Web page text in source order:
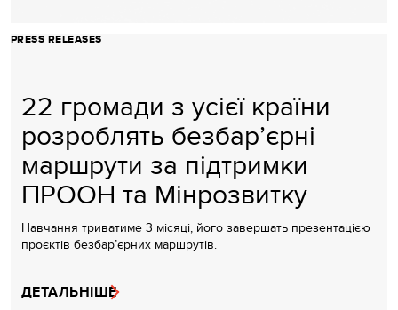
PRESS RELEASES
22 громади з усієї країни
розроблять безбар’єрні
маршрути за підтримки
ПРООН та Мінрозвитку
Навчання триватиме 3 місяці, його завершать презентацією
проєктів безбар’єрних маршрутів.
ДЕТАЛЬНІШЕ